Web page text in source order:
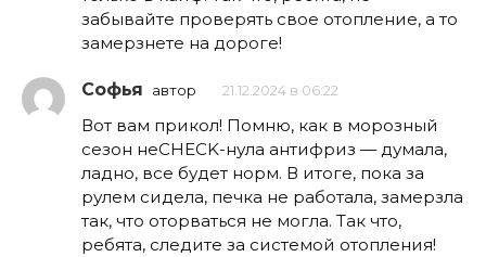
забывайте проверять свое отопление, а то
замерзнете на дороге!
Софья автор 21.12.2024 в 06:22
Вот вам прикол! Помню, как в морозный
сезон неCHECK-нула антифриз — думала,
ладно, все будет норм. В итоге, пока за
рулем сидела, печка не работала, замерзла
так, что оторваться не могла. Так что,
ребята, следите за системой отопления!